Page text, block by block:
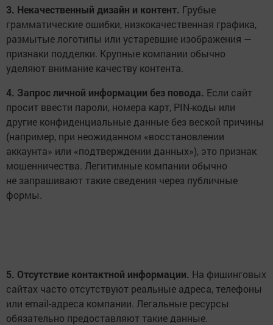
3. Некачественный дизайн и контент. Грубые
грамматические ошибки, низкокачественная графика,
размытые логотипы или устаревшие изображения —
признаки подделки. Крупные компании обычно
уделяют внимание качеству контента.
4. Запрос личной информации без повода. Если сайт
просит ввести пароли, номера карт, PIN-коды или
другие конфиденциальные данные без веской причины
(например, при неожиданном «восстановлении
аккаунта» или «подтверждении данных»), это признак
мошенничества. Легитимные компании обычно
не запрашивают такие сведения через публичные
формы.
5. Отсутствие контактной информации. На фишинговых
сайтах часто отсутствуют реальные адреса, телефоны
или email-адреса компании. Легальные ресурсы
обязательно предоставляют такие данные.